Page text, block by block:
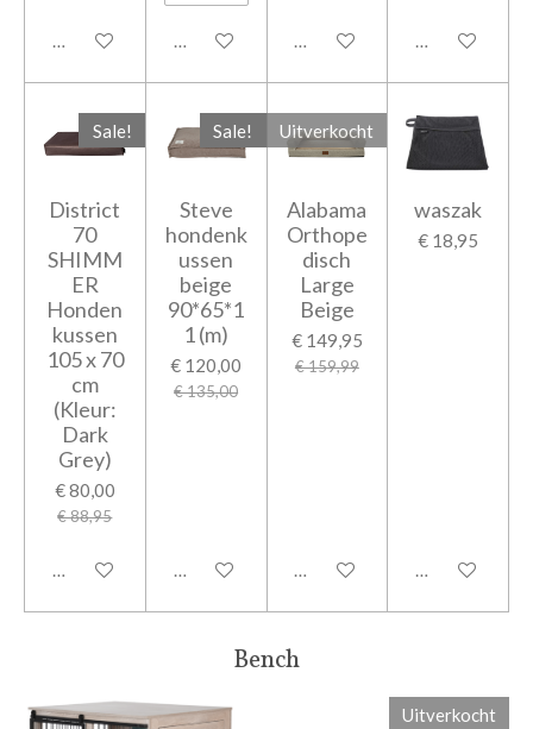
In winkelwagen In winkelwagen In winkelwagen In
Sale!
District
70
SHIMM
ER
Honden
kussen
105 x 70
cm
(Kleur:
Dark
Grey)
€ 80,00
€ 88,95
In winkelwagen
Sale!
Steve
hondenk
ussen
beige
90*65*1
1 (m)
€ 120,00
€ 135,00
In winkelwagen
Uitverkocht
Alabama
Orthope
disch
Large
Beige
€ 149,95
€ 159,99
Houd mij op de hoogte
waszak
€ 18,95
In
Bench
Uitverkocht